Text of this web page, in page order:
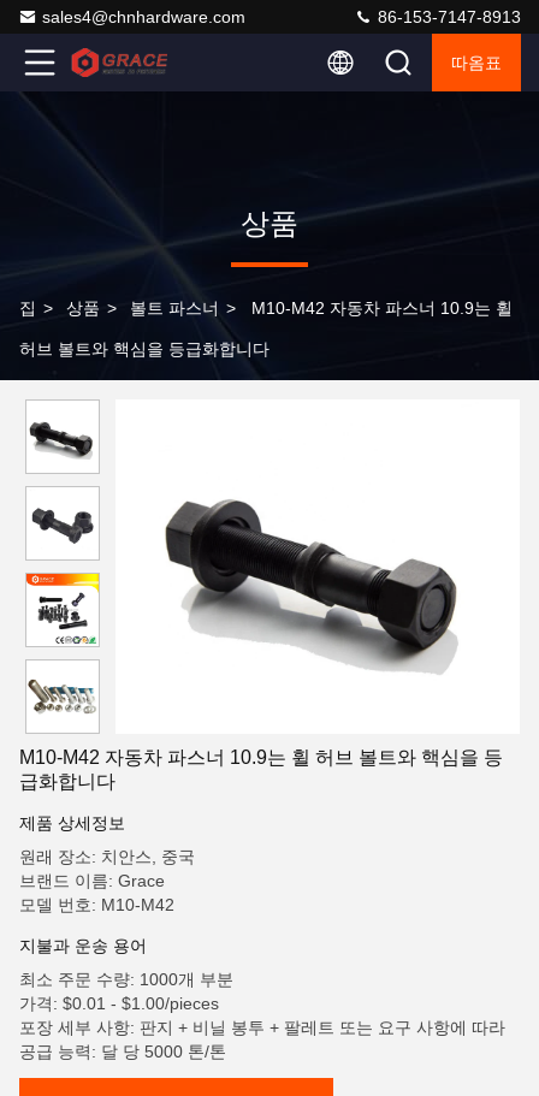
sales4@chnhardware.com 86-153-7147-8913
따옴표
상품
집 > 상품 > 볼트 파스너 > M10-M42 자동차 파스너 10.9는 휠
허브 볼트와 핵심을 등급화합니다
M10-M42 자동차 파스너 10.9는 휠 허브 볼트와 핵심을 등
급화합니다
제품 상세정보
원래 장소: 치안스, 중국
브랜드 이름: Grace
모델 번호: M10-M42
지불과 운송 용어
최소 주문 수량: 1000개 부분
가격: $0.01 - $1.00/pieces
포장 세부 사항: 판지 + 비닐 봉투 + 팔레트 또는 요구 사항에 따라
공급 능력: 달 당 5000 톤/톤